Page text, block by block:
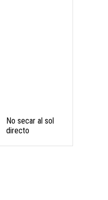
No secar al sol
directo